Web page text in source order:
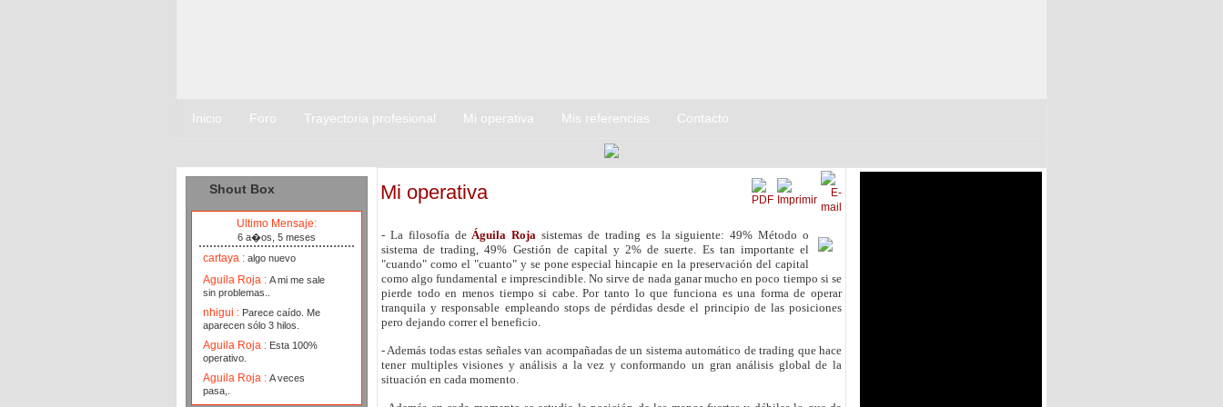
Inicio Foro Trayectoria profesional Mi operativa Mis referencias Contacto
Shout Box
Ultimo Mensaje:
6 a�os, 5 meses
cartaya : algo nuevo
Aguila Roja : A mi me sale
sin problemas..
nhigui : Parece caído. Me
aparecen sólo 3 hilos.
Aguila Roja : Esta 100%
operativo.
Aguila Roja : A veces
pasa,.
Mi operativa
- La filosofía deÁguila Roja sistemas de trading es la siguiente: 49% Método o
sistema de trading, 49% Gestión de capital y 2% de suerte. Es tan importante el
"cuando" como el "cuanto" y se pone especial hincapie en la preservación del capital
como algo fundamental e imprescindible. No sirve de nada ganar mucho en poco tiempo si se
pierde todo en menos tiempo si cabe. Por tanto lo que funciona es una forma de operar
tranquila y responsable empleando stops de pérdidas desde el principio de las posiciones
pero dejando correr el beneficio.
- Además todas estas señales van acompañadas de un sistema automático de trading que hace
tener multiples visiones y análisis a la vez y conformando un gran análisis global de la
situación en cada momento.